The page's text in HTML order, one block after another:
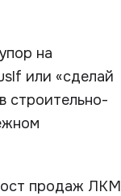
на
или «сделай
строительно-
продаж ЛКМ